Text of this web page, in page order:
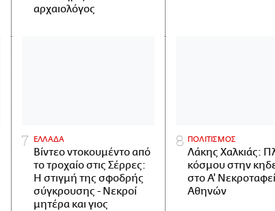
αρχαιολόγος
ΕΛΛΑΔΑ
Βίντεο ντοκουμέντο από
το τροχαίο στις Σέρρες:
Η στιγμή της σφοδρής
σύγκρουσης - Νεκροί
μητέρα και γιος
ΠΟΛΙΤΙΣΜΟΣ
Λάκης Χαλκιάς:
κόσμου στην
στο Α'
Αθηνών